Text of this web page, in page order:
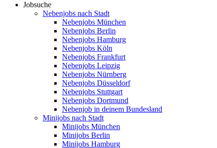
Jobsuche
Nebenjobs nach Stadt
Nebenjobs München
Nebenjobs Berlin
Nebenjobs Hamburg
Nebenjobs Köln
Nebenjobs Frankfurt
Nebenjobs Leipzig
Nebenjobs Nürnberg
Nebenjobs Düsseldorf
Nebenjobs Stuttgart
Nebenjobs Dortmund
Nebenjob in deinem Bundesland
Minijobs nach Stadt
Minijobs München
Minijobs Berlin
Minijobs Hamburg